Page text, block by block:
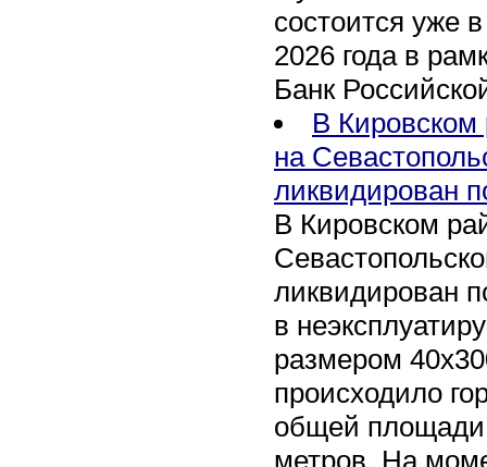
состоится уже
2026 года в
Банк
В Кировском
на
ликвидирован
В Кировском
ликвидирован
в
размером
происходило
общей площади
метров. На